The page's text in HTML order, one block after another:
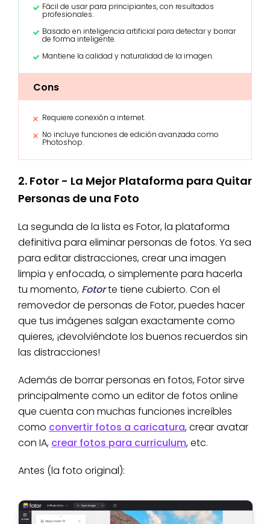
Fácil de usar para principiantes, con resultados
profesionales.
Basado en inteligencia artificial para detectar y borrar
de forma inteligente.
Mantiene la calidad y naturalidad de la imagen.
Cons
Requiere conexión a internet.
No incluye funciones de edición avanzada como
Photoshop.
2. Fotor - La Mejor Plataforma para Quitar
Personas de una Foto
La segunda de la lista es Fotor, la plataforma
definitiva para eliminar personas de fotos. Ya sea
para editar distracciones, crear una imagen
limpia y enfocada, o simplemente para hacerla
tu momento, Fotorte tiene cubierto. Con el
removedor de personas de Fotor, puedes hacer
que tus imágenes salgan exactamente como
quieres, ¡devolviéndote los buenos recuerdos sin
las distracciones!
Además de borrar personas en fotos, Fotor sirve
principalmente como un editor de fotos online
que cuenta con muchas funciones increíbles
como convertir fotos a caricatura, crear avatar
con IA, crear fotos para curriculum, etc.
Antes (la foto original):